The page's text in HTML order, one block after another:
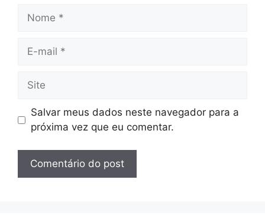
Nome
Site
Salvar meus dados neste navegador para a
próxima vez que eu comentar.